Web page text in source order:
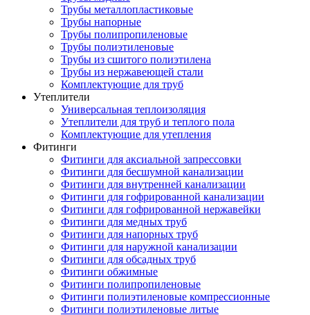
Трубы металлопластиковые
Трубы напорные
Трубы полипропиленовые
Трубы полиэтиленовые
Трубы из сшитого полиэтилена
Трубы из нержавеющей стали
Комплектующие для труб
Утеплители
Универсальная теплоизоляция
Утеплители для труб и теплого пола
Комплектующие для утепления
Фитинги
Фитинги для аксиальной запрессовки
Фитинги для бесшумной канализации
Фитинги для внутренней канализации
Фитинги для гофрированной канализации
Фитинги для гофрированной нержавейки
Фитинги для медных труб
Фитинги для напорных труб
Фитинги для наружной канализации
Фитинги для обсадных труб
Фитинги обжимные
Фитинги полипропиленовые
Фитинги полиэтиленовые компрессионные
Фитинги полиэтиленовые литые